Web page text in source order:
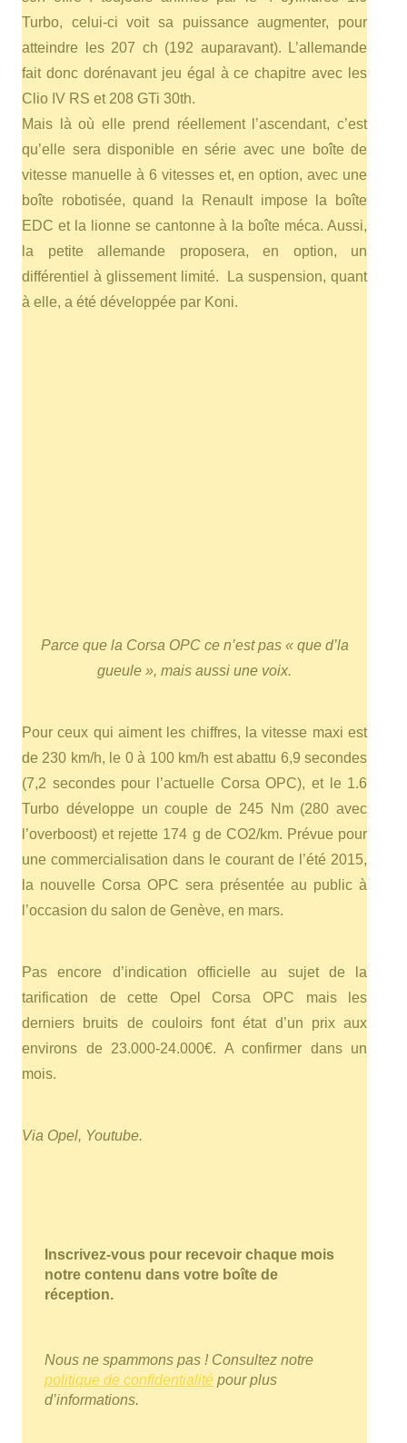
Turbo, celui-ci voit sa puissance augmenter, pour
atteindre les 207 ch (192 auparavant). L’allemande
fait donc dorénavant jeu égal à ce chapitre avec les
Clio IV RS et 208 GTi 30th.
Mais là où elle prend réellement l’ascendant, c’est
qu’elle sera disponible en série avec une boîte de
vitesse manuelle à 6 vitesses et, en option, avec une
boîte robotisée, quand la Renault impose la boîte
EDC et la lionne se cantonne à la boîte méca. Aussi,
la petite allemande proposera, en option, un
différentiel à glissement limité. La suspension, quant
à elle, a été développée par Koni.
Parce que la Corsa OPC ce n’est pas « que d’la
gueule », mais aussi une voix.
Pour ceux qui aiment les chiffres, la vitesse maxi est
de 230 km/h, le 0 à 100 km/h est abattu 6,9 secondes
(7,2 secondes pour l’actuelle Corsa OPC), et le 1.6
Turbo développe un couple de 245 Nm (280 avec
l’overboost) et rejette 174 g de CO2/km. Prévue pour
une commercialisation dans le courant de l’été 2015,
la nouvelle Corsa OPC sera présentée au public à
l’occasion du salon de Genève, en mars.
Pas encore d’indication officielle au sujet de la
tarification de cette Opel Corsa OPC mais les
derniers bruits de couloirs font état d’un prix aux
environs de 23.000-24.000€. A confirmer dans un
mois.
Via Opel, Youtube.
Inscrivez-vous pour recevoir chaque mois
notre contenu dans votre boîte de
réception.
Nous ne spammons pas ! Consultez notre
politique de confidentialité pour plus
d’informations.